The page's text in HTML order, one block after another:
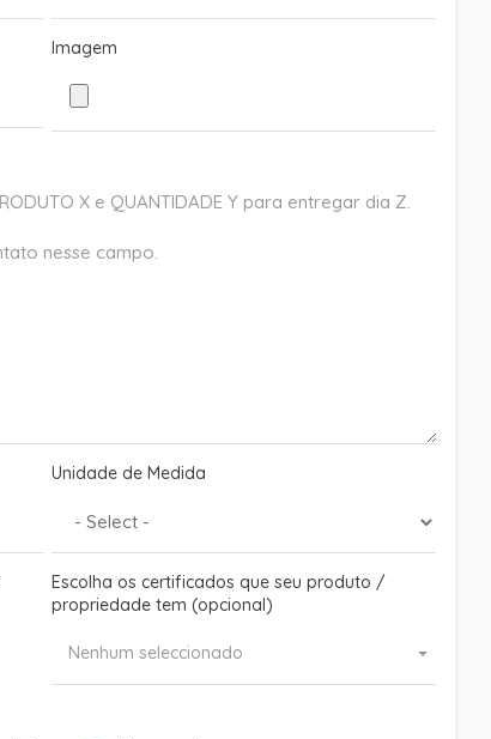
Imagem
Unidade de Medida
Escolha os certificados que seu produto /
propriedade tem (opcional)
Nenhum seleccionado